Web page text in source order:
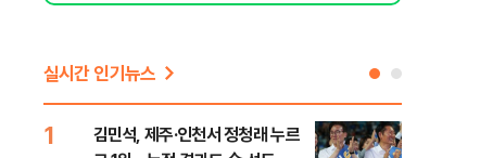
실시간 인기뉴스
1
김민석, 제주·인천서 정청래 누르